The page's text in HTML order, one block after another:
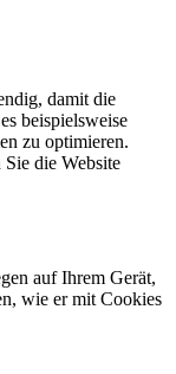
damit die
beispielsweise
zu optimieren.
die Website
auf Ihrem Gerät,
wie er mit Cookies